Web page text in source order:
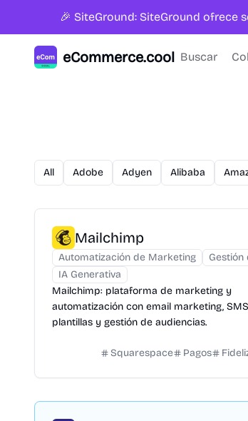
🎉 SiteGround: SiteGround ofrece
eCommerce.cool Buscar
All Adobe Adyen Alibaba
Mailchimp
Automatización de Marketing
Gestión
IA Generativa
Mailchimp: plataforma de marketing y
automatización con email marketing,
plantillas y gestión de audiencias.
Squarespace Pagos